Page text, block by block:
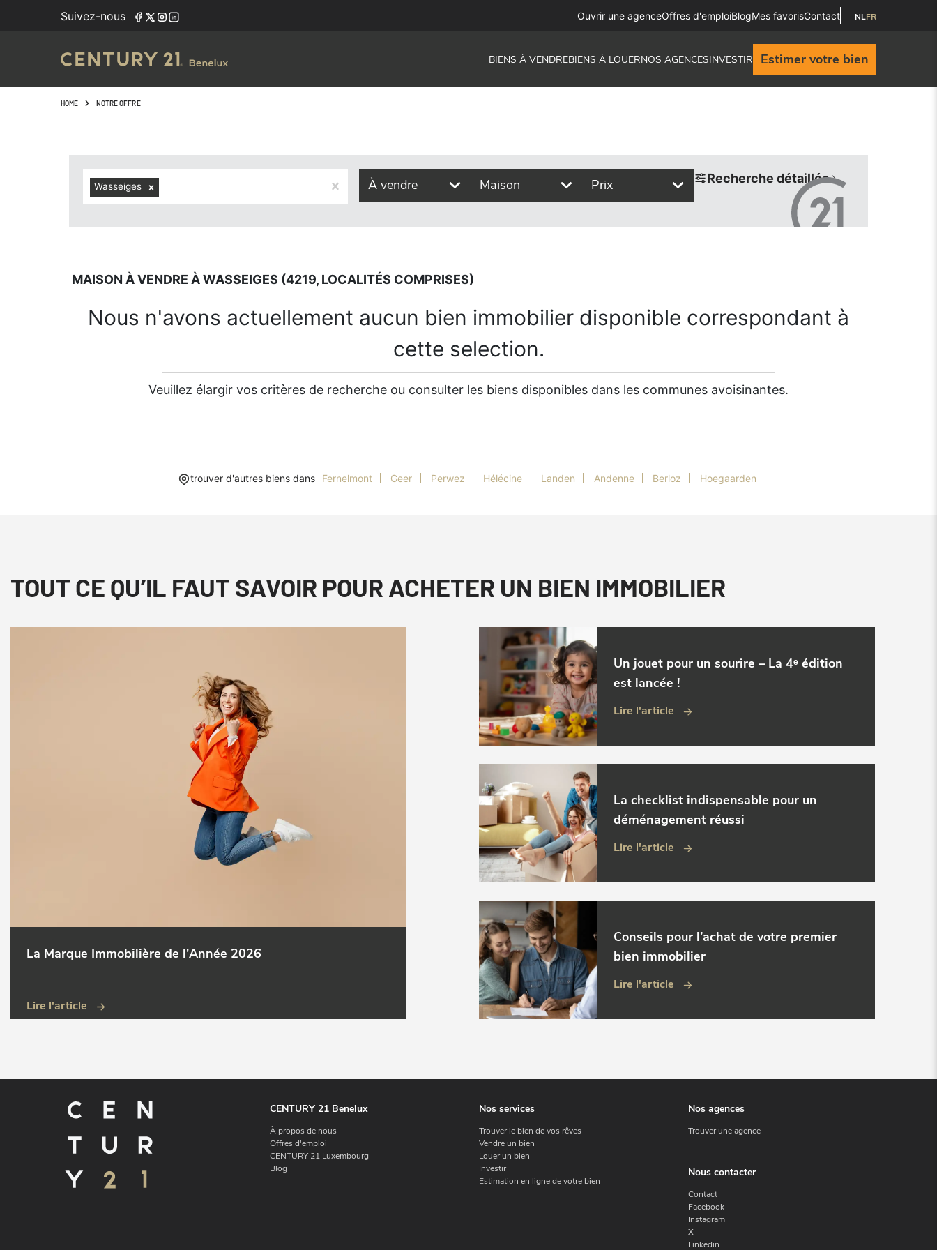
Suivez-nous Ouvrir une agenceOffres d'emploiBlogMes favorisContact NLFR
BIENS À VENDREBIENS À LOUERNOS AGENCESINVESTIR Estimer votre bien
HOME NOTRE OFFRE
Wasseiges À vendre Maison Prix Recherche détaillée
MAISON À VENDRE À WASSEIGES (4219, LOCALITÉS COMPRISES)
Nous n'avons actuellement aucun bien immobilier disponible correspondant à
cette selection.
Veuillez élargir vos critères de recherche ou consulter les biens disponibles dans les communes avoisinantes.
trouver d'autres biens dans Fernelmont Geer Perwez Hélécine Landen Andenne Berloz Hoegaarden
TOUT CE QU’IL FAUT SAVOIR POUR ACHETER UN BIEN IMMOBILIER
La Marque Immobilière de l'Année 2026
Lire l'article
Un jouet pour un sourire – La 4ᵉ édition
est lancée !
Lire l'article
La checklist indispensable pour un
déménagement réussi
Lire l'article
Conseils pour l’achat de votre premier
bien immobilier
Lire l'article
CENTURY 21 Benelux
À propos de nous
Offres d'emploi
CENTURY 21 Luxembourg
Blog
Nos services
Trouver le bien de vos rêves
Vendre un bien
Louer un bien
Investir
Estimation en ligne de votre bien
Nos agences
Trouver une agence
Nous contacter
Contact
Facebook
Instagram
X
Linkedin
Navigated to Maison à vendre à Wasseiges (4219, localités comprises)